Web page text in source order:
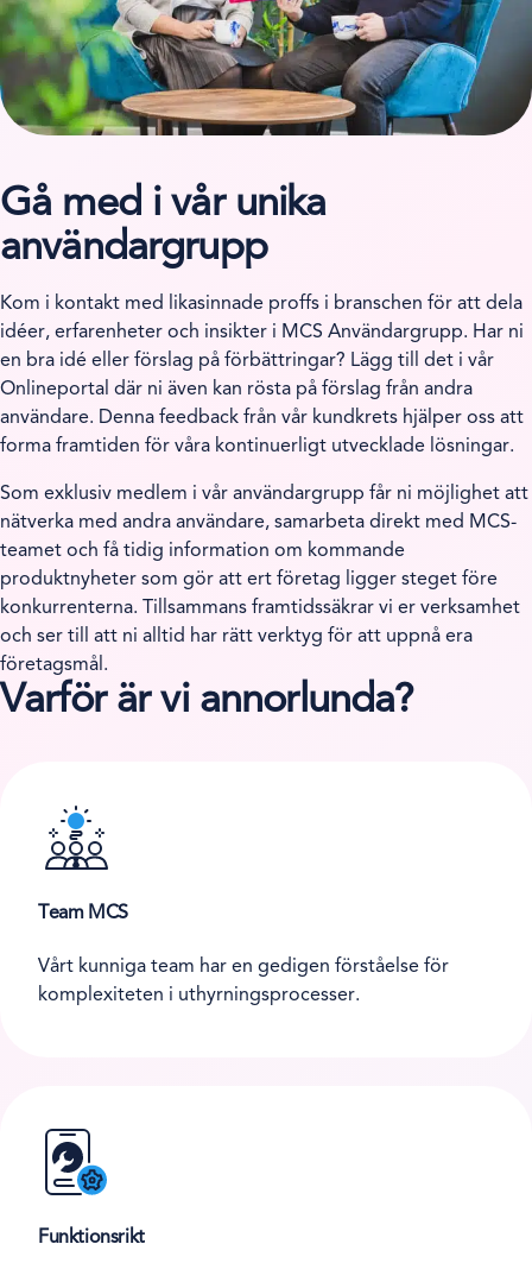
Gå med i vår unika
användargrupp
Kom i kontakt med likasinnade proffs i branschen för att dela
idéer, erfarenheter och insikter i MCS Användargrupp. Har ni
en bra idé eller förslag på förbättringar? Lägg till det i vår
Onlineportal där ni även kan rösta på förslag från andra
användare. Denna feedback från vår kundkrets hjälper oss att
forma framtiden för våra kontinuerligt utvecklade lösningar.
Som exklusiv medlem i vår användargrupp får ni möjlighet att
nätverka med andra användare, samarbeta direkt med MCS-
teamet och få tidig information om kommande
produktnyheter som gör att ert företag ligger steget före
konkurrenterna. Tillsammans framtidssäkrar vi er verksamhet
och ser till att ni alltid har rätt verktyg för att uppnå era
företagsmål.
Varför är vi annorlunda?
Team MCS
Vårt kunniga team har en gedigen förståelse för
komplexiteten i uthyrningsprocesser.
Funktionsrikt